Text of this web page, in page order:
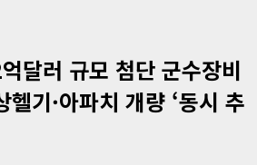
달러 규모 첨단 군수장비
기·아파치 개량 ‘동시 추